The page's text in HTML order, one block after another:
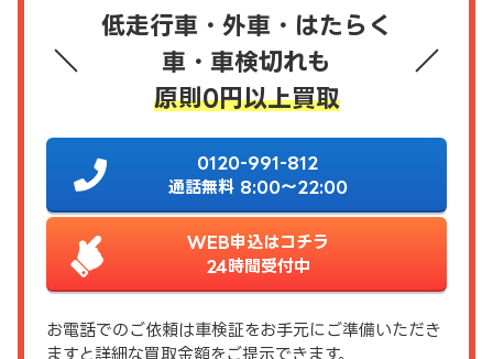
低走行車・外車・はたらく
車・車検切れも
原則0円以上買取
0120-991-812
通話無料 8:00～22:00
WEB申込はコチラ
24時間受付中
お電話でのご依頼は車検証をお手元にご準備いただき
ますと詳細な買取金額をご提示できます。